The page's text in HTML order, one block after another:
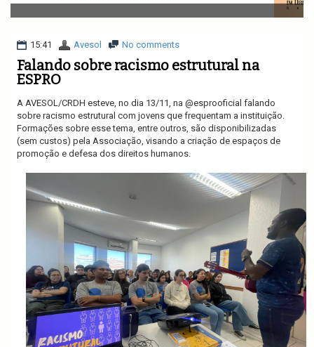
v
i
a
i
15:41 Avesol No comments
Falando sobre racismo estrutural na
ESPRO
A AVESOL/CRDH esteve, no dia 13/11, na @esprooficial falando
sobre racismo estrutural com jovens que frequentam a instituição.
Formações sobre esse tema, entre outros, são disponibilizadas
(sem custos) pela Associação, visando a criação de espaços de
promoção e defesa dos direitos humanos.